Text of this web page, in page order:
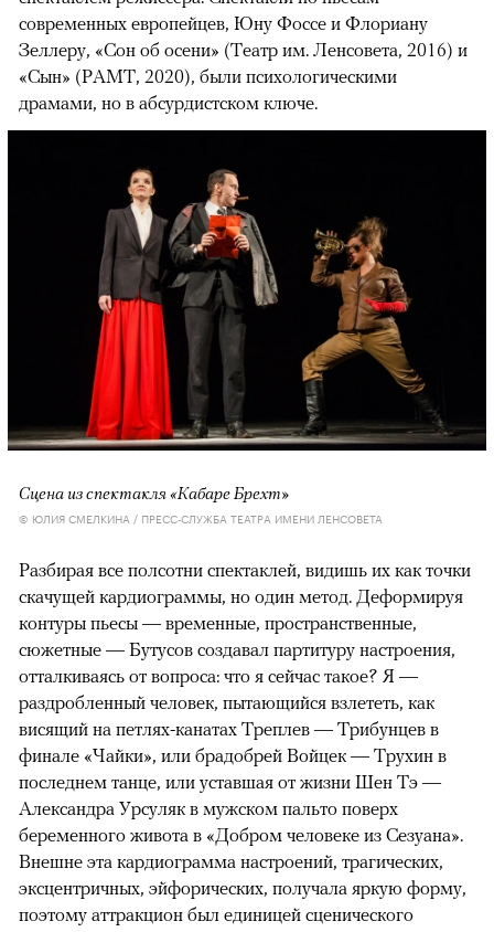
современных европейцев, Юну Фоссе и Флориану
Зеллеру, «Сон об осени» (Театр им. Ленсовета, 2016) и
«Сын» (РАМТ, 2020), были психологическими
драмами, но в абсурдистском ключе.
Сцена из спектакля «Кабаре Брехт»
© ЮЛИЯ СМЕЛКИНА / ПРЕСС-СЛУЖБА ТЕАТРА ИМЕНИ ЛЕНСОВЕТА
Разбирая все полсотни спектаклей, видишь их как точки
скачущей кардиограммы, но один метод. Деформируя
контуры пьесы — временные, пространственные,
сюжетные — Бутусов создавал партитуру настроения,
отталкиваясь от вопроса: что я сейчас такое? Я —
раздробленный человек, пытающийся взлететь, как
висящий на петлях-канатах Треплев — Трибунцев в
финале «Чайки», или брадобрей Войцек — Трухин в
последнем танце, или уставшая от жизни Шен Тэ —
Александра Урсуляк в мужском пальто поверх
беременного живота в «Добром человеке из Сезуана».
Внешне эта кардиограмма настроений, трагических,
эксцентричных, эйфорических, получала яркую форму,
поэтому аттракцион был единицей сценического